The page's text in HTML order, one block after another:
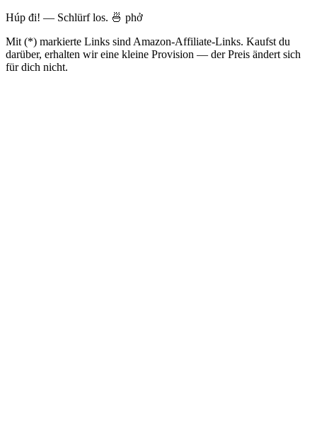
Húp đi! — Schlürf los. 🍜 phở
Mit (*) markierte Links sind Amazon-Affiliate-Links. Kaufst du
darüber, erhalten wir eine kleine Provision — der Preis ändert sich
für dich nicht.